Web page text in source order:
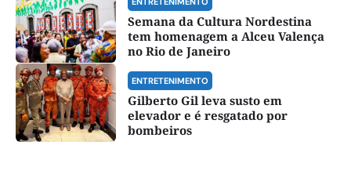
Semana da Cultura Nordestina
tem homenagem a Alceu Valença
no Rio de Janeiro
ENTRETENIMENTO
Gilberto Gil leva susto em
elevador e é resgatado por
bombeiros